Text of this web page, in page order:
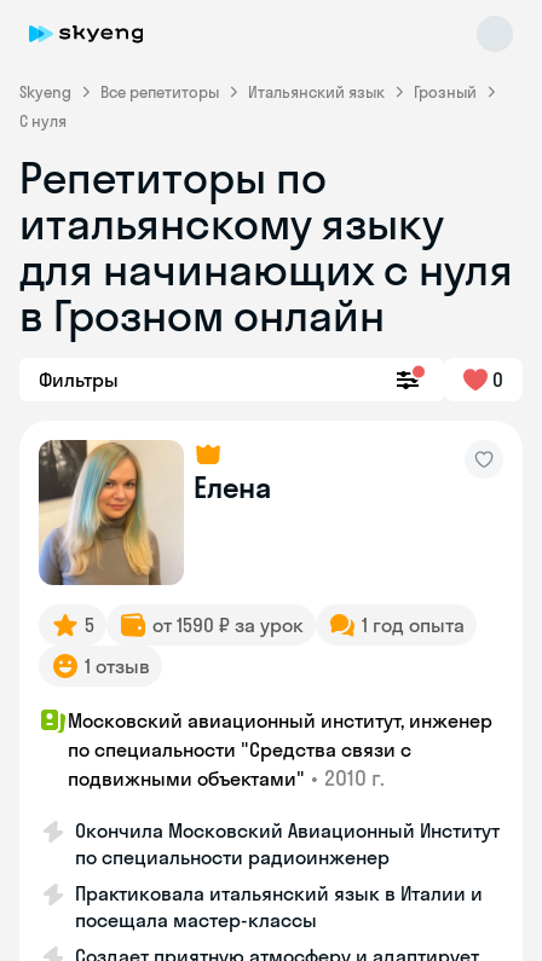
Skyeng Все репетиторы Итальянский язык
Грозный
С нуля
Репетиторы по
итальянскому языку
для начинающих с нуля
в Грозном онлайн
Фильтры 0
Елена
5 от 1590 ₽ за урок
1 год опыта
1 отзыв
Московский авиационный институт, инженер
по специальности "Средства связи с
подвижными объектами" • 2010 г.
Окончила Московский Авиационный Институт
по специальности радиоинженер
Практиковала итальянский язык в Италии и
посещала мастер-классы
Создает приятную атмосферу и адаптирует
Skyeng Chat